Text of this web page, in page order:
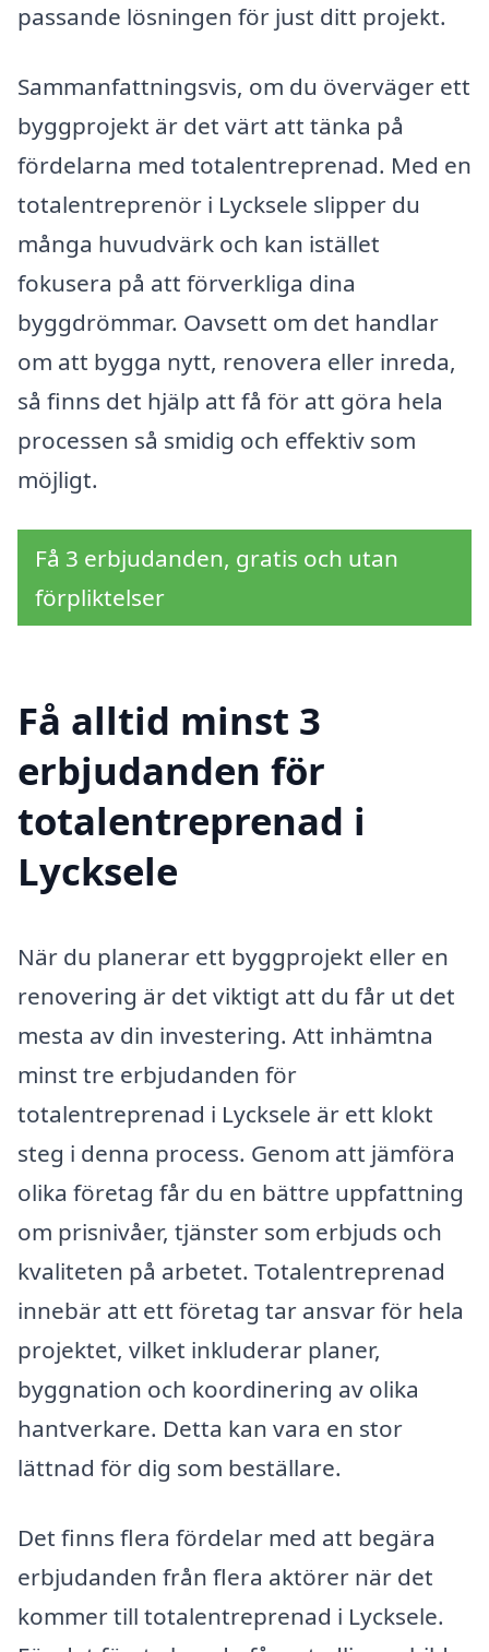
passande lösningen för just ditt projekt.
Sammanfattningsvis, om du överväger ett
byggprojekt är det värt att tänka på
fördelarna med totalentreprenad. Med en
totalentreprenör i Lycksele slipper du
många huvudvärk och kan istället
fokusera på att förverkliga dina
byggdrömmar. Oavsett om det handlar
om att bygga nytt, renovera eller inreda,
så finns det hjälp att få för att göra hela
processen så smidig och effektiv som
möjligt.
Få 3 erbjudanden, gratis och utan
förpliktelser
Få alltid minst 3
erbjudanden för
totalentreprenad i
Lycksele
När du planerar ett byggprojekt eller en
renovering är det viktigt att du får ut det
mesta av din investering. Att inhämtna
minst tre erbjudanden för
totalentreprenad i Lycksele är ett klokt
steg i denna process. Genom att jämföra
olika företag får du en bättre uppfattning
om prisnivåer, tjänster som erbjuds och
kvaliteten på arbetet. Totalentreprenad
innebär att ett företag tar ansvar för hela
projektet, vilket inkluderar planer,
byggnation och koordinering av olika
hantverkare. Detta kan vara en stor
lättnad för dig som beställare.
Det finns flera fördelar med att begära
erbjudanden från flera aktörer när det
kommer till totalentreprenad i Lycksele.